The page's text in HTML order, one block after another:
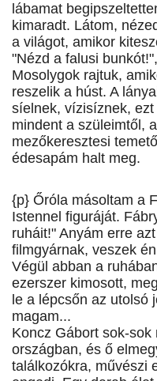
lábamat
kimaradt. Látom,
a világot, amikor
"Nézd a falusi
Mosolygok rajtuk,
reszelik a húst. A
síelnek, vízisíznek,
mindent a szüleimtől,
mezőkeresztesi
édesapám halt meg.
{p} Őróla másoltam a
Istennel figuráját.
ruháit!" Anyám erre
filmgyárnak, veszek
Végül abban a
ezerszer kimosott,
le a lépcsőn az utolsó
magam...
Koncz Gábort sok-
országban, és ő
találkozókra, művészi